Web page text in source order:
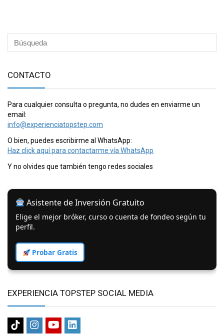
CONTACTO
Para cualquier consulta o pregunta, no dudes en enviarme un
email:
info@experienciatopstep.com
O bien, puedes escribirme al WhatsApp:
Haz click aquí para contactarme vía WhatsApp
Y no olvides que también tengo redes sociales
Asistente de Inversión Gratuito
Elige el mejor bróker, curso o cuenta de fondeo según tu
perfil.
Probar Gratis
EXPERIENCIA TOPSTEP SOCIAL MEDIA